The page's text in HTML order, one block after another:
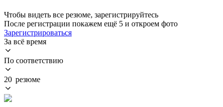
Чтобы видеть все резюме, зарегистрируйтесь
После регистрации покажем ещё 5 и откроем фото
Зарегистрироваться
За всё время
По соответствию
20 резюме